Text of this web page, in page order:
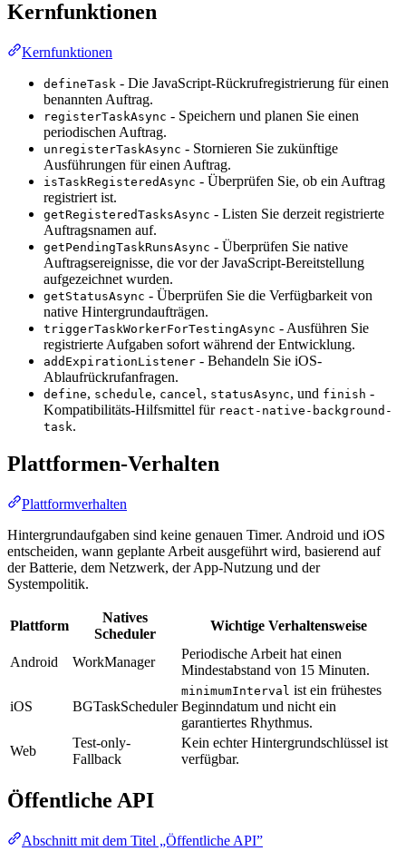
Kernfunktionen
Kernfunktionen
defineTask - Die JavaScript-Rückrufregistrierung für einen
benannten Auftrag.
registerTaskAsync - Speichern und planen Sie einen
periodischen Auftrag.
unregisterTaskAsync - Stornieren Sie zukünftige
Ausführungen für einen Auftrag.
isTaskRegisteredAsync - Überprüfen Sie, ob ein Auftrag
registriert ist.
getRegisteredTasksAsync - Listen Sie derzeit registrierte
Auftragsnamen auf.
getPendingTaskRunsAsync - Überprüfen Sie native
Auftragsereignisse, die vor der JavaScript-Bereitstellung
aufgezeichnet wurden.
getStatusAsync - Überprüfen Sie die Verfügbarkeit von
native Hintergrundaufträgen.
triggerTaskWorkerForTestingAsync - Ausführen Sie
registrierte Aufgaben sofort während der Entwicklung.
addExpirationListener - Behandeln Sie iOS-
Ablaufrückrufanfragen.
define, schedule, cancel , statusAsync, und finish -
Kompatibilitäts-Hilfsmittel für react-native-background-
task.
Plattformen-Verhalten
Plattformverhalten
Hintergrundaufgaben sind keine genauen Timer. Android und iOS
entscheiden, wann geplante Arbeit ausgeführt wird, basierend auf
der Batterie, dem Netzwerk, der App-Nutzung und der
Systempolitik.
Plattform
Natives
Scheduler
Wichtige Verhaltensweise
Android WorkManager
Periodische Arbeit hat einen
Mindestabstand von 15 Minuten.
iOS BGTaskScheduler
minimumInterval ist ein frühestes
Beginndatum und nicht ein
garantiertes Rhythmus.
Web
Test-only-
Fallback
Kein echter Hintergrundschlüssel ist
verfügbar.
Öffentliche API
Abschnitt mit dem Titel „Öffentliche API”